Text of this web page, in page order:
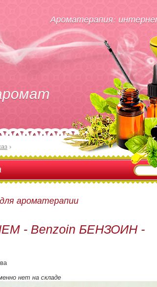
Ароматерапия:
›
ароматерапии
- Benzoin БЕНЗОИН -
нет на складе